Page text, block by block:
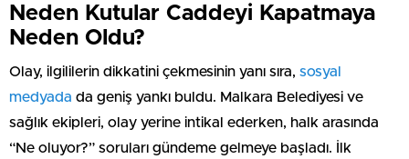
Neden Kutular Caddeyi Kapatmaya
Neden Oldu?
Olay, ilgililerin dikkatini çekmesinin yanı sıra, sosyal
medyada da geniş yankı buldu. Malkara Belediyesi ve
sağlık ekipleri, olay yerine intikal ederken, halk arasında
“Ne oluyor?” soruları gündeme gelmeye başladı. İlk